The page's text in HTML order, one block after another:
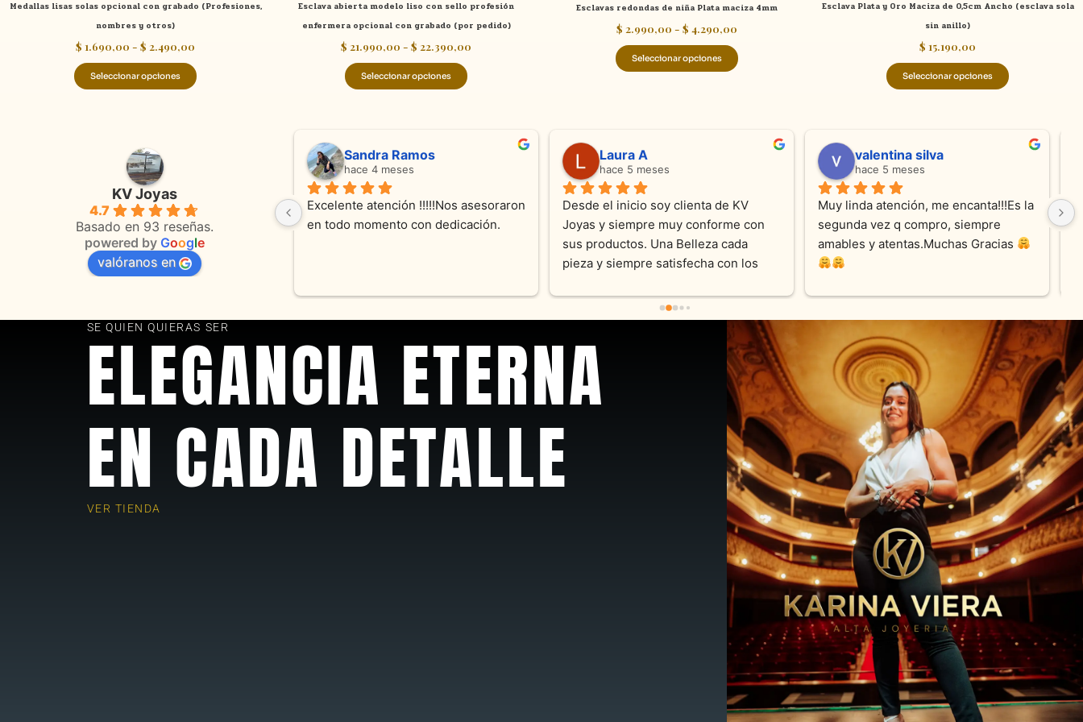
Medallas lisas solas opcional con grabado (Profesiones,
nombres y otros)
$ 1.690,00 - $ 2.490,00
Seleccionar opciones
producto
Esclava abierta modelo liso con sello profesión
enfermera opcional con grabado (por pedido)
$ 21.990,00 - $ 22.390,00
Seleccionar opciones
producto
Esclavas redondas de niña Plata maciza 4mm
$ 2.990,00 - $ 4.290,00
Seleccionar opciones
producto
Esclava Plata y Oro Maciza de 0,5cm Ancho (esclava sola
sin anillo)
$ 15.190,00
Seleccionar opciones
producto
KV Joyas
4.7
Basado en 93 reseñas.
powered by Google
valóranos en
Adriana Ghisoli
hace 3 meses
Muy buena atención, con amabilidad y
orientaciones convenientes
Sandra Ramos
hace 4 meses
Excelente atención !!!!!Nos asesoraron
en todo momento con dedicación.
Laura A
hace 5 meses
Desde el inicio soy clienta de KV
Joyas y siempre muy conforme con
sus productos. Una Belleza cada
pieza y siempre satisfecha con los
recomendable
valentina silva
hace 5 meses
Muy linda atención, me encanta!!!Es la
segunda vez q compro, siempre
amables y atentas.Muchas Gracias
SE QUIEN QUIERAS SER
ELEGANCIA ETERNA
EN CADA DETALLE
VER TIENDA